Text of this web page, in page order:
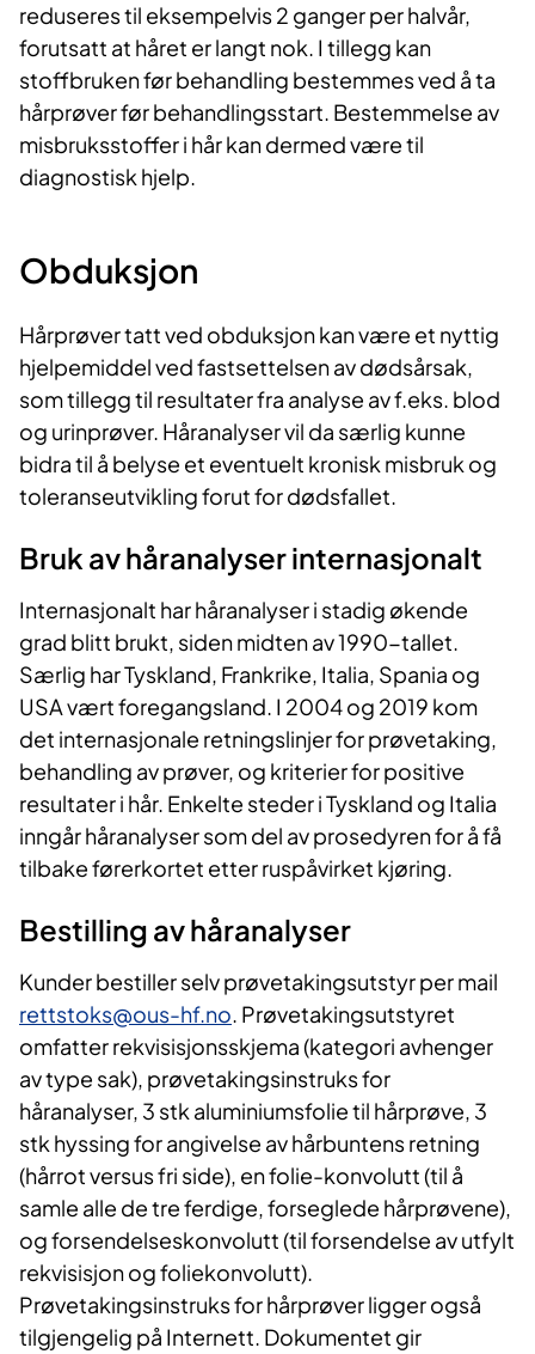
reduseres til eksempelvis 2 ganger per halvår,
forutsatt at håret er langt nok. I tillegg kan
stoffbruken før behandling bestemmes ved å ta
hårprøver før behandlingsstart. Bestemmelse av
misbruksstoffer i hår kan dermed være til
diagnostisk hjelp.
Obduksjon
Hårprøver tatt ved obduksjon kan være et nyttig
hjelpemiddel ved fastsettelsen av dødsårsak,
som tillegg til resultater fra analyse av f.eks. blod
og urinprøver. Håranalyser vil da særlig kunne
bidra til å belyse et eventuelt kronisk misbruk og
toleranseutvikling forut for dødsfallet.
Bruk av håranalyser internasjonalt
Internasjonalt har håranalyser i stadig økende
grad blitt brukt, siden midten av 1990-tallet.
Særlig har Tyskland, Frankrike, Italia, Spania og
USA vært foregangsland. I 2004 og 2019 kom
det internasjonale retningslinjer for prøvetaking,
behandling av prøver, og kriterier for positive
resultater i hår. Enkelte steder i Tyskland og Italia
inngår håranalyser som del av prosedyren for å få
tilbake førerkortet etter ruspåvirket kjøring.
Bestilling av håranalyser
Kunder bestiller selv prøvetakingsutstyr per mail
rettstoks@ous-hf.no. Prøvetakingsutstyret
omfatter rekvisisjonsskjema (kategori avhenger
av type sak), prøvetakingsinstruks for
håranalyser, 3 stk aluminiumsfolie til hårprøve, 3
stk hyssing for angivelse av hårbuntens retning
(hårrot versus fri side), en folie-konvolutt (til å
samle alle de tre ferdige, forseglede hårprøvene),
og forsendelseskonvolutt (til forsendelse av utfylt
rekvisisjon og foliekonvolutt).
Prøvetakingsinstruks for hårprøver ligger også
tilgjengelig på Internett. Dokumentet gir